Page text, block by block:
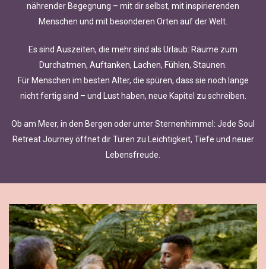
nährender Begegnung – mit dir selbst, mit inspirierenden
Menschen und mit besonderen Orten auf der Welt.
Es sind Auszeiten, die mehr sind als Urlaub: Räume zum
Durchatmen, Auftanken, Lachen, Fühlen, Staunen.
Für Menschen im besten Alter, die spüren, dass sie noch lange
nicht fertig sind – und Lust haben, neue Kapitel zu schreiben.
Ob am Meer, in den Bergen oder unter Sternenhimmel: Jede Soul
Retreat Journey öffnet dir Türen zu Leichtigkeit, Tiefe und neuer
Lebensfreude.